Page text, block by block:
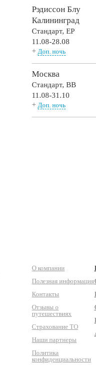
Рэдиссон Блу
Калининград
Стандарт,EP
11.08-28.08
+Доп. ночь
Москва
Стандарт,BB
11.08-31.10
+Доп. ночь
О компании
Полезная информация
Контакты
Отзывы о
путешествиях
Страхование ТО
Наши партнеры
Политика
конфиденциальности